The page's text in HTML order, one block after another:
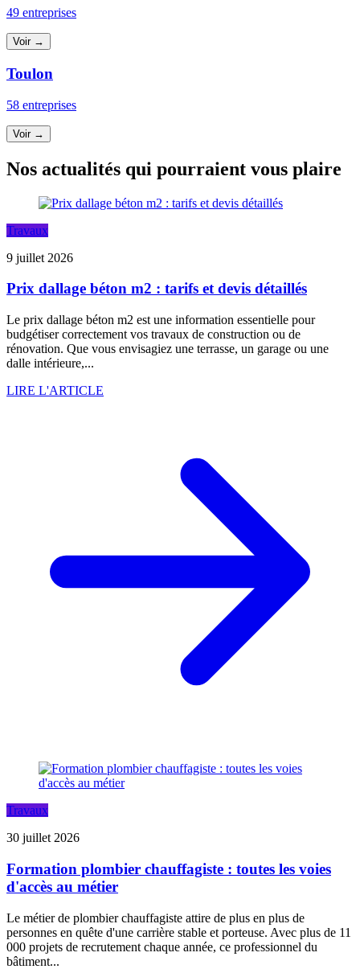
49 entreprises
Voir →
Toulon
58 entreprises
Voir →
Nos actualités qui pourraient vous plaire
Travaux
9 juillet 2026
Prix dallage béton m2 : tarifs et devis détaillés
Le prix dallage béton m2 est une information essentielle pour
budgétiser correctement vos travaux de construction ou de
rénovation. Que vous envisagiez une terrasse, un garage ou une
dalle intérieure,...
LIRE L'ARTICLE
Travaux
30 juillet 2026
Formation plombier chauffagiste : toutes les voies
d'accès au métier
Le métier de plombier chauffagiste attire de plus en plus de
personnes en quête d'une carrière stable et porteuse. Avec plus de 11
000 projets de recrutement chaque année, ce professionnel du
bâtiment...